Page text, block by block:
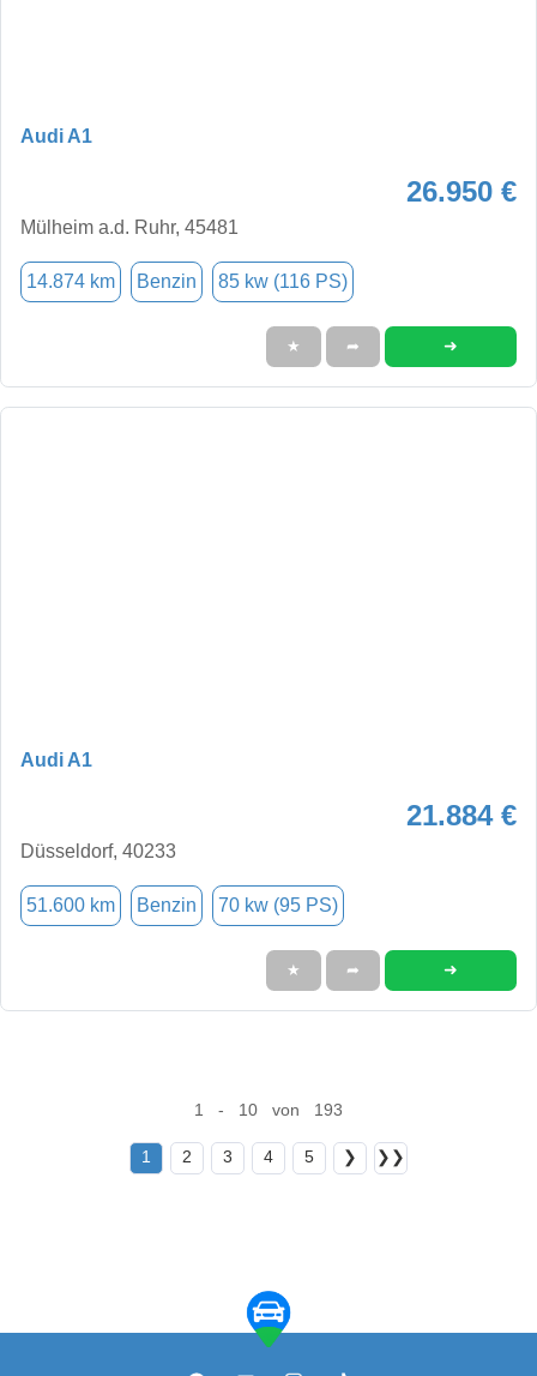
Audi A1
26.950 €
Mülheim a.d. Ruhr, 45481
14.874 km Benzin 85 kw (116 PS)
★ ➦ ➜
Audi A1
21.884 €
Düsseldorf, 40233
51.600 km Benzin 70 kw (95 PS)
★ ➦ ➜
1 - 10 von 193
1 2 3 4 5 ❯ ❯❯